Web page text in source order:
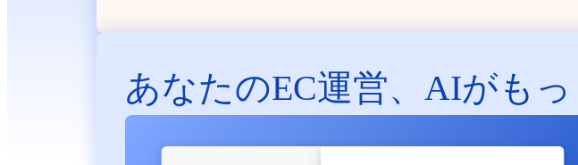
あなたのEC運営、 AIがも